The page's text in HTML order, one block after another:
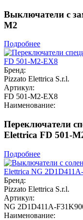
Выключатели с
M2
Подробнее
Бренд:
Pizzato Elettrica S.r.l.
Артикул:
FD 501-M2-EX8
Наименование:
Переключатели
Elettrica FD 501-
Подробнее
Бренд:
Pizzato Elettrica S.r.l.
Артикул:
NG 2D1D411A-
Наименование: